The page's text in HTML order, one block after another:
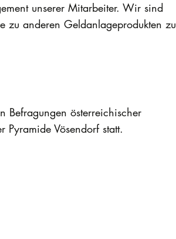
unserer Mitarbeiter. Wir sind
zu anderen Geldanlageprodukten zu
Befragungen österreichischer
Pyramide Vösendorf statt.